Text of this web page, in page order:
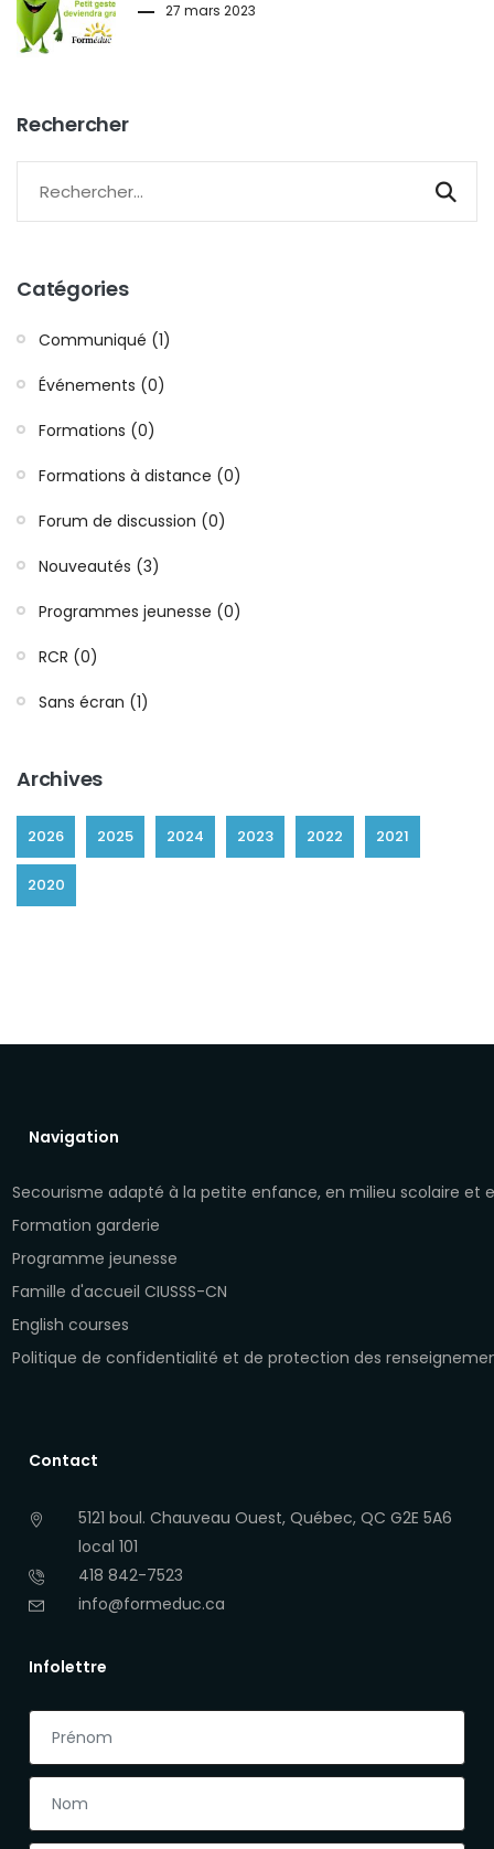
27 mars 2023
Rechercher
Catégories
Communiqué (1)
Événements (0)
Formations (0)
Formations à distance (0)
Forum de discussion (0)
Nouveautés (3)
Programmes jeunesse (0)
RCR (0)
Sans écran (1)
Archives
2026 2025 2024 2023 2022 2021
2020
Navigation
Secourisme adapté à la petite enfance, en milieu scolaire et
Formation garderie
Programme jeunesse
Famille d'accueil CIUSSS-CN
English courses
Politique de confidentialité et de protection des
Contact
5121 boul. Chauveau Ouest, Québec, QC G2E 5A6
local 101
418 842-7523
info@formeduc.ca
Infolettre